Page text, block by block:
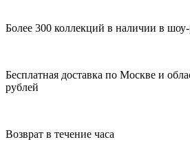
Более 300 коллекций в наличии в
Бесплатная доставка по Москве и
рублей
Возврат в течение часа